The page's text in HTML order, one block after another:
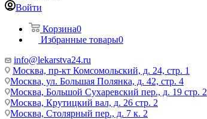
Войти
Корзина0
Избранные товары0
info@lekarstva24.ru
Москва, пр-кт Комсомольский, д. 24, стр. 1
Москва, ул. Большая Полянка, д. 42, стр. 4
Москва, Большой Сухаревский пер., д. 19 стр. 2
Москва, Крутицкий вал, д. 26 стр. 2
Москва, Столярный пер., д. 7 к. 2